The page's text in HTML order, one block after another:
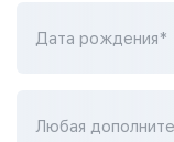
Дата рождения*
Любая